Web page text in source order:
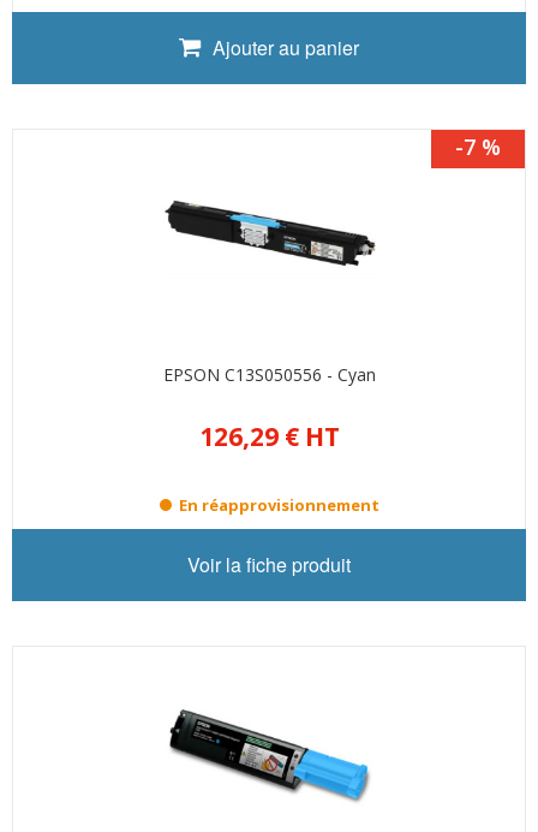
Ajouter au panier
-7 %
EPSON C13S050556 - Cyan
HT
126,29 €
En réapprovisionnement
Voir la fiche produit